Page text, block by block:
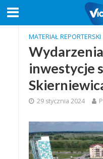
MATERIAŁ REPORTERSKI
inwestycje
29 stycznia 2024